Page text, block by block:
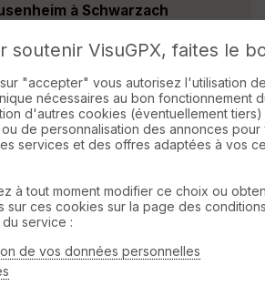
à Schwarzach
🏰 Origines médiévales
apparaît dans les textes au VIIIᵉ
d’un domaine rural franc (« -heim »
« maison »). La localité dépend alors du
et se développe grâce à
proche du Rhin. ⚔️ Périodes de
région l »
56 km 130 m
- Schirrhoffen - Drusenheim -
soutenir VisuGPX, faites le
"accepter" vous autorisez l'utilisation
nécessaires au bon fonctionnement
d'autres cookies (éventuellement
de personnalisation des annonces pour
services et des offres adaptées à vos
à tout moment modifier ce choix ou
sur ces cookies sur la page des
service :
de vos données personnelles